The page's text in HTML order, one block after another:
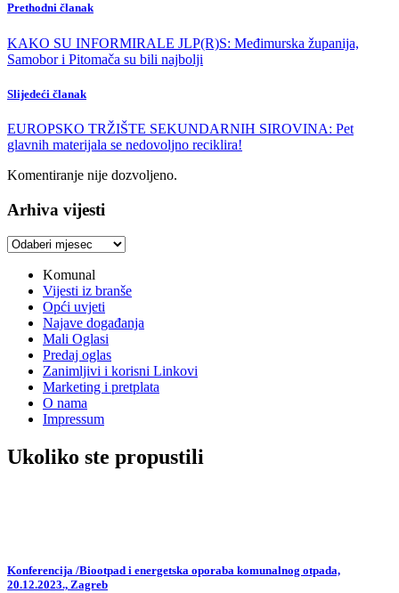
Prethodni članak
KAKO SU INFORMIRALE JLP(R)S: Međimurska županija,
Samobor i Pitomača su bili najbolji
Slijedeći članak
EUROPSKO TRŽIŠTE SEKUNDARNIH SIROVINA: Pet
glavnih materijala se nedovoljno reciklira!
Komentiranje nije dozvoljeno.
Arhiva vijesti
Arhiva
Komunal
Vijesti iz branše
Opći uvjeti
Najave događanja
Mali Oglasi
Predaj oglas
Zanimljivi i korisni Linkovi
Marketing i pretplata
O nama
Impressum
Ukoliko ste propustili
Konferencija /Biootpad i energetska oporaba komunalnog otpada,
20.12.2023., Zagreb